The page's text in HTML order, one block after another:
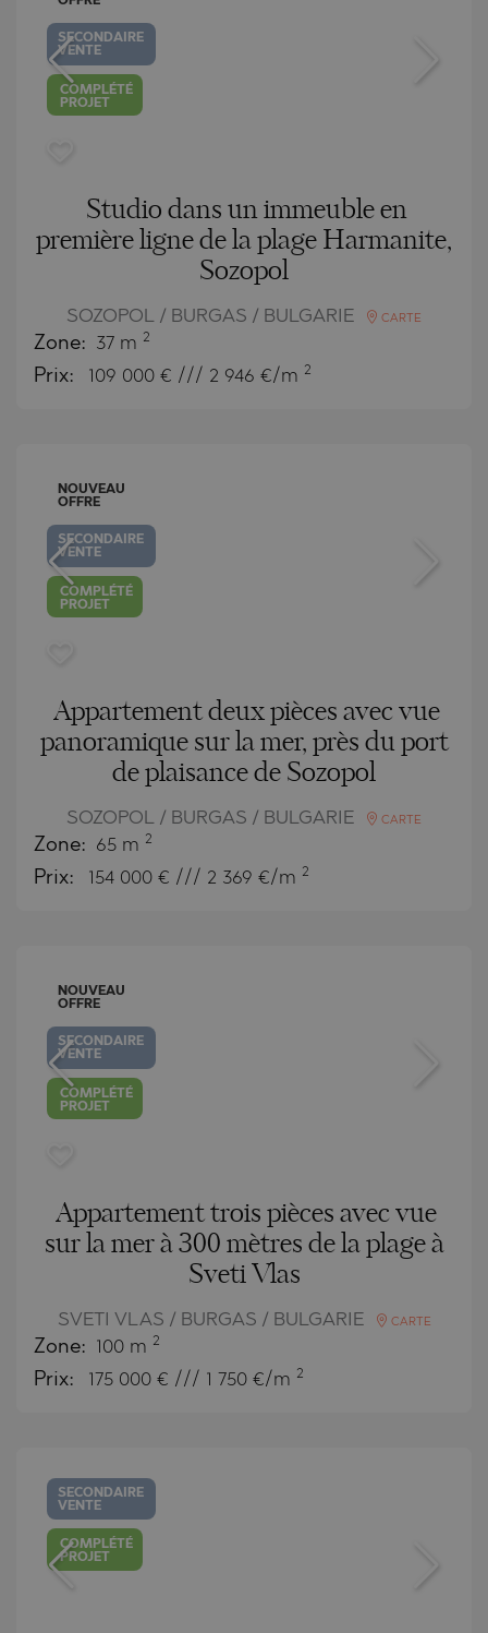
SECONDAIRE
VENTE
COMPLÉTÉ
PROJET
Studio dans un immeuble en
première ligne de la plage Harmanite,
Sozopol
SOZOPOL / BURGAS / BULGARIE CARTE
Zone: 37 m 2
Prix: 109 000 € /// 2 946 €/m 2
NOUVEAU
OFFRE
SECONDAIRE
VENTE
COMPLÉTÉ
PROJET
Appartement deux pièces avec vue
panoramique sur la mer, près du port
de plaisance de Sozopol
SOZOPOL / BURGAS / BULGARIE CARTE
Zone: 65 m 2
Prix: 154 000 € /// 2 369 €/m 2
NOUVEAU
OFFRE
SECONDAIRE
VENTE
COMPLÉTÉ
PROJET
Appartement trois pièces avec vue
sur la mer à 300 mètres de la plage à
Sveti Vlas
SVETI VLAS / BURGAS / BULGARIE CARTE
Zone: 100 m 2
Prix: 175 000 € /// 1 750 €/m 2
SECONDAIRE
VENTE
COMPLÉTÉ
PROJET